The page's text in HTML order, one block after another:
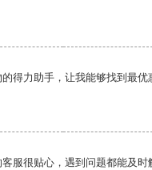
得力助手，让我能够找到最
服很贴心，遇到问题都能及时